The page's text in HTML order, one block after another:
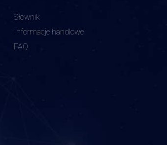
Słownik
Informacje handlowe
FAQ